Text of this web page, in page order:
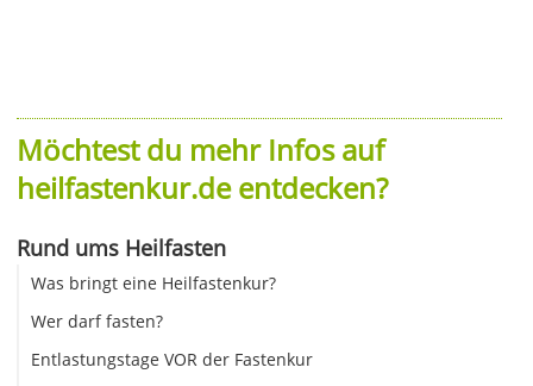
Möchtest du mehr Infos auf
heilfastenkur.de entdecken?
Rund ums Heilfasten
Was bringt eine Heilfastenkur?
Wer darf fasten?
Entlastungstage VOR der Fastenkur